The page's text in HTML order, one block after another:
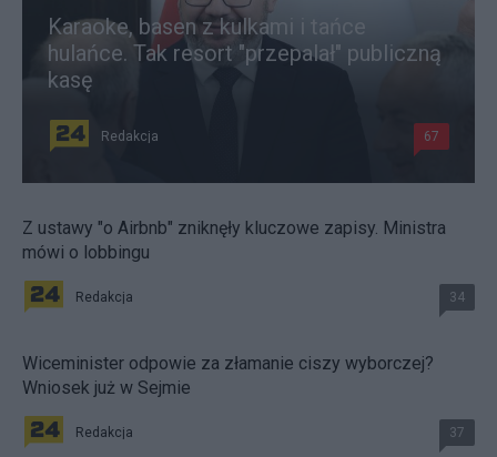
Karaoke, basen z kulkami i tańce
hulańce. Tak resort "przepalał" publiczną
kasę
Redakcja 67
Z ustawy "o Airbnb" zniknęły kluczowe zapisy. Ministra
mówi o lobbingu
Redakcja 34
Wiceminister odpowie za złamanie ciszy wyborczej?
Wniosek już w Sejmie
Redakcja 37